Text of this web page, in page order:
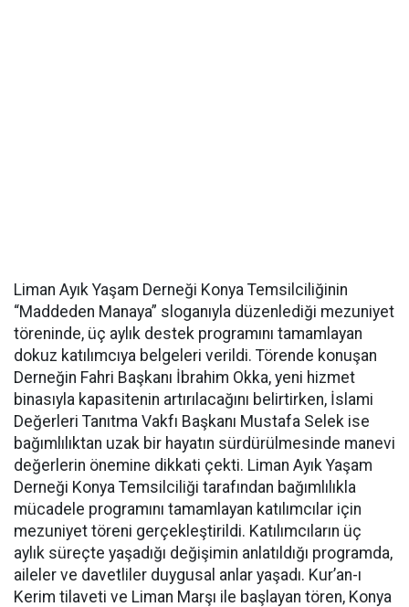
Liman Ayık Yaşam Derneği Konya Temsilciliğinin
“Maddeden Manaya” sloganıyla düzenlediği mezuniyet
töreninde, üç aylık destek programını tamamlayan
dokuz katılımcıya belgeleri verildi. Törende konuşan
Derneğin Fahri Başkanı İbrahim Okka, yeni hizmet
binasıyla kapasitenin artırılacağını belirtirken, İslami
Değerleri Tanıtma Vakfı Başkanı Mustafa Selek ise
bağımlılıktan uzak bir hayatın sürdürülmesinde manevi
değerlerin önemine dikkati çekti. Liman Ayık Yaşam
Derneği Konya Temsilciliği tarafından bağımlılıkla
mücadele programını tamamlayan katılımcılar için
mezuniyet töreni gerçekleştirildi. Katılımcıların üç
aylık süreçte yaşadığı değişimin anlatıldığı programda,
aileler ve davetliler duygusal anlar yaşadı. Kur’an-ı
Kerim tilaveti ve Liman Marşı ile başlayan tören, Konya